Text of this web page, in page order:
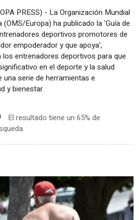
PRESS) - La Organización Mundial
(OMS/Europa) ha publicado la 'Guía de
deportivos promotores de
empoderador y que apoya',
entrenadores deportivos para que
en el deporte y la salud
serie de herramientas e
y bienestar.
El resultado tiene un 65% de